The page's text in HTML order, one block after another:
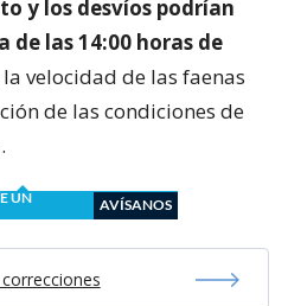
y los desvíos podrían
de las 14:00 horas de
velocidad de las faenas
de las condiciones de
UN
AVÍSANOS